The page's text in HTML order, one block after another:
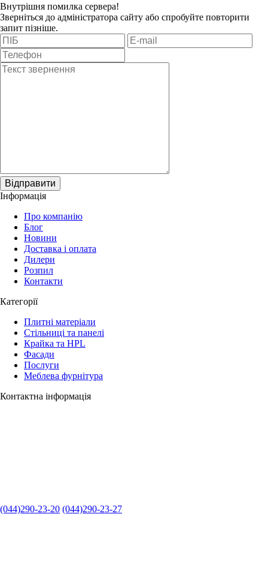
Внутрішня помилка сервера!
Зверніться до адміністратора сайту або спробуйте повторити
запит пізніше.
Відправити
Інформація
Про компанію
Блог
Новини
Доставка і оплата
Дилери
Розпил
Контакти
Категорії
Плитні матеріали
Стільниці та панелі
Крайка та HPL
Фасади
Послуги
Меблева фурнітура
Контактна інформація
(044)290-23-20 (044)290-23-27